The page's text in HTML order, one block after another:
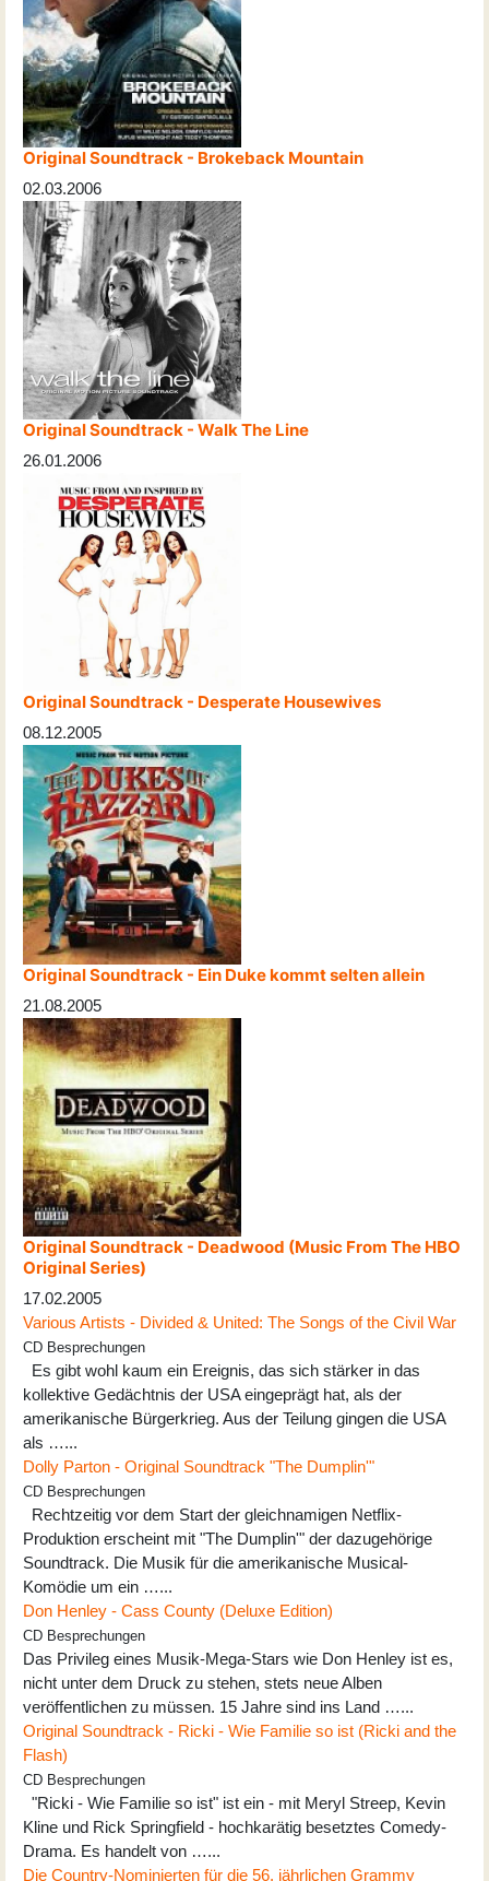
Original Soundtrack - Brokeback Mountain
02.03.2006
Original Soundtrack - Walk The Line
26.01.2006
Original Soundtrack - Desperate Housewives
08.12.2005
Original Soundtrack - Ein Duke kommt selten allein
21.08.2005
Original Soundtrack - Deadwood (Music From The HBO
Original Series)
17.02.2005
Various Artists - Divided & United: The Songs of the Civil War
CD Besprechungen
Es gibt wohl kaum ein Ereignis, das sich stärker in das
kollektive Gedächtnis der USA eingeprägt hat, als der
amerikanische Bürgerkrieg. Aus der Teilung gingen die USA
als …...
Dolly Parton - Original Soundtrack "The Dumplin'"
CD Besprechungen
Rechtzeitig vor dem Start der gleichnamigen Netflix-
Produktion erscheint mit "The Dumplin'" der dazugehörige
Soundtrack. Die Musik für die amerikanische Musical-
Komödie um ein …...
Don Henley - Cass County (Deluxe Edition)
CD Besprechungen
Das Privileg eines Musik-Mega-Stars wie Don Henley ist es,
nicht unter dem Druck zu stehen, stets neue Alben
veröffentlichen zu müssen. 15 Jahre sind ins Land …...
Original Soundtrack - Ricki - Wie Familie so ist (Ricki and the
Flash)
CD Besprechungen
"Ricki - Wie Familie so ist" ist ein - mit Meryl Streep, Kevin
Kline und Rick Springfield - hochkarätig besetztes Comedy-
Drama. Es handelt von …...
Die Country-Nominierten für die 56. jährlichen Grammy